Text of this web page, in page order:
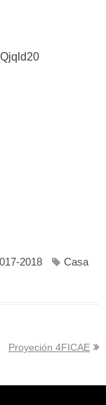
2018
Casa
Proyeción 4FICAE